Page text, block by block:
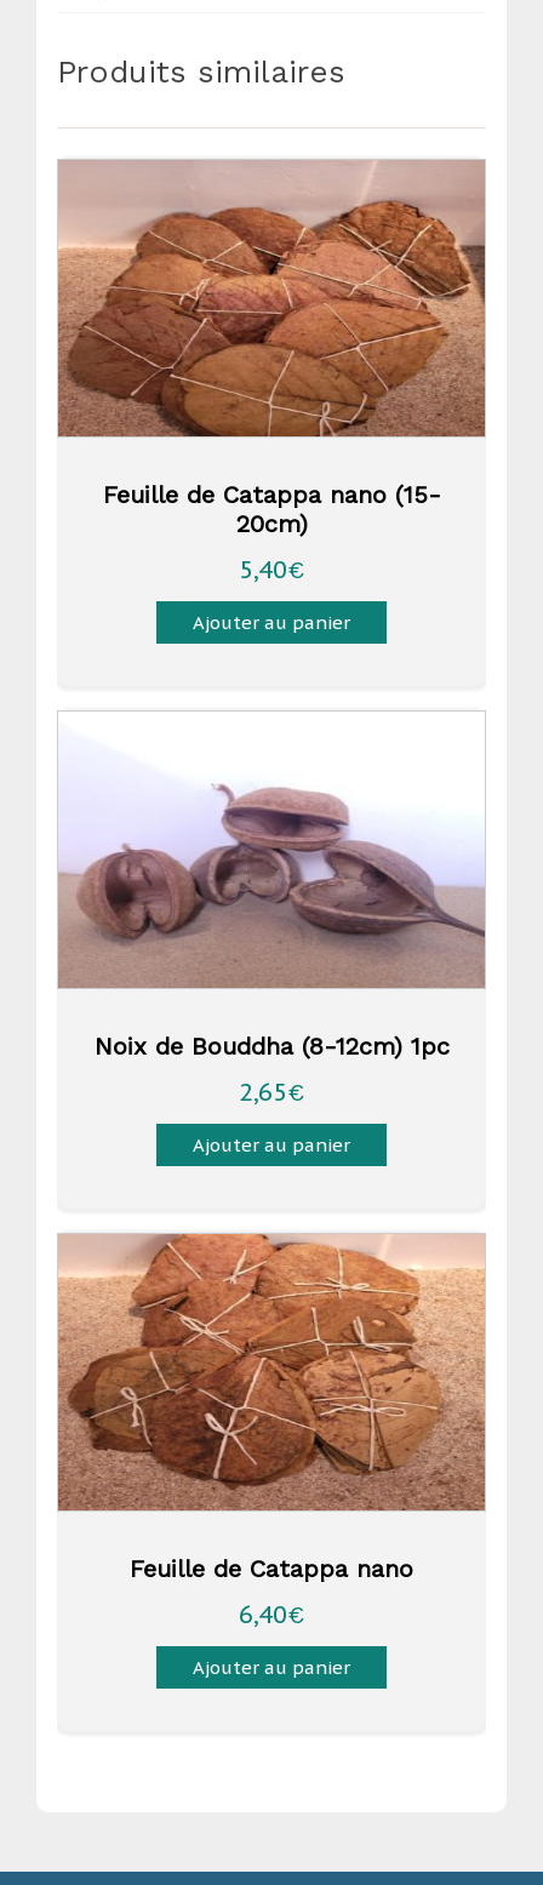
Produits similaires
Feuille de Catappa nano (15-
20cm)
5,40€
Ajouter au panier
Noix de Bouddha (8-12cm) 1pc
2,65€
Ajouter au panier
Feuille de Catappa nano
6,40€
Ajouter au panier